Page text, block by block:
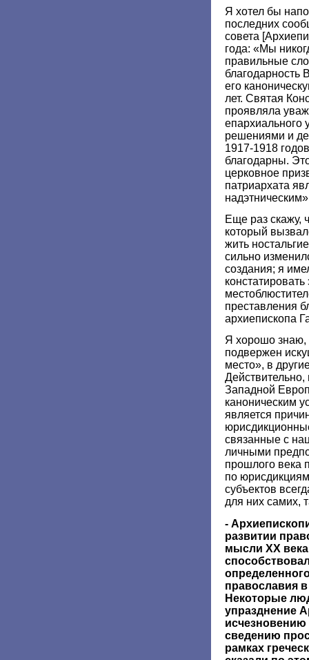
Я хотел бы
последних
совета
года: «Мы
правильные
благодарность
его
лет. Святая
проявляла
епархиального
решениями и
1917-1918
благодарны.
церковное
патриархата
Еще раз скажу,
который
жить
сильно
создания; я
преставления
архиепископа
Я хорошо знаю,
подвержен
место», в
Западной
каноническим
является
связанные с
личными
прошлого века
по
субъектов
для них самих,
-
развитии
мысли ХХ
православия
Некоторые
упразднение
исчезновению
сведению
рамках